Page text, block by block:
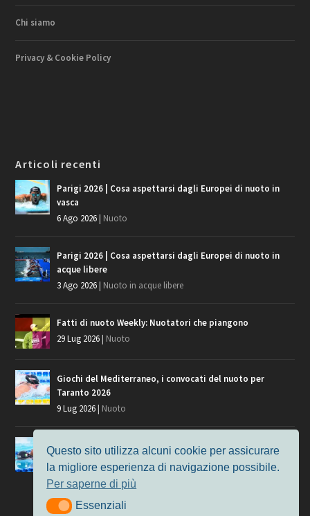
Chi siamo
Privacy & Cookie Policy
Articoli recenti
Parigi 2026 | Cosa aspettarsi dagli Europei di nuoto in
vasca
6 Ago 2026| Nuoto
Parigi 2026 | Cosa aspettarsi dagli Europei di nuoto in
acque libere
3 Ago 2026| Nuoto in acque libere
Fatti di nuoto Weekly: Nuotatori che piangono
29 Lug 2026| Nuoto
Giochi del Mediterraneo, i convocati del nuoto per
Taranto 2026
9 Lug 2026| Nuoto
Europei di Nuoto Parigi 2026: fra veterani e giovani, chi
7 Lug 2026
Nuoto
Questo sito utilizza alcuni cookie per assicurare
la migliore esperienza di navigazione possibile.
Per saperne di più
EssenzialiEssenziali